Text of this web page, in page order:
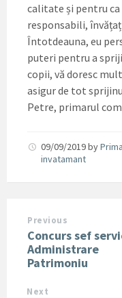
calitate și pentru ca
responsabili,
Întotdeauna, eu
puteri pentru a
copii, vă doresc
asigur de tot
Petre, primarul
09/09/2019by
invatamant
Previous
Concurs sef
Administrare
Patrimoniu
Next